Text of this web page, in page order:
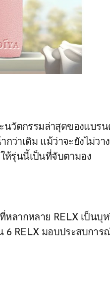
นวัตกรรมล่าสุดของแบร
าเดิม แม้ว่าจะยังไม่วา
ห้รุ่นนี้เป็นที่จับตามอง
ลากหลาย RELX เป็นบุ
RELX มอบประสบการ